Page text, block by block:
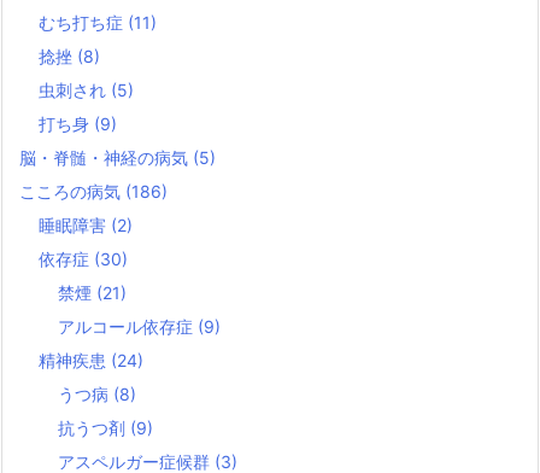
むち打ち症 (11)
捻挫 (8)
虫刺され (5)
打ち身 (9)
脳・脊髄・神経の病気 (5)
こころの病気 (186)
睡眠障害 (2)
依存症 (30)
禁煙 (21)
アルコール依存症 (9)
精神疾患 (24)
うつ病 (8)
抗うつ剤 (9)
アスペルガー症候群 (3)